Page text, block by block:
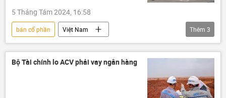
5 Tháng Tám 2024, 16:58
bán cổ phần
Việt Nam
Ngân hàng Nhà nước VN
Eximbank
Kinh tế
Thêm 3
Bộ Tài chính lo ACV phải vay ngân hàng